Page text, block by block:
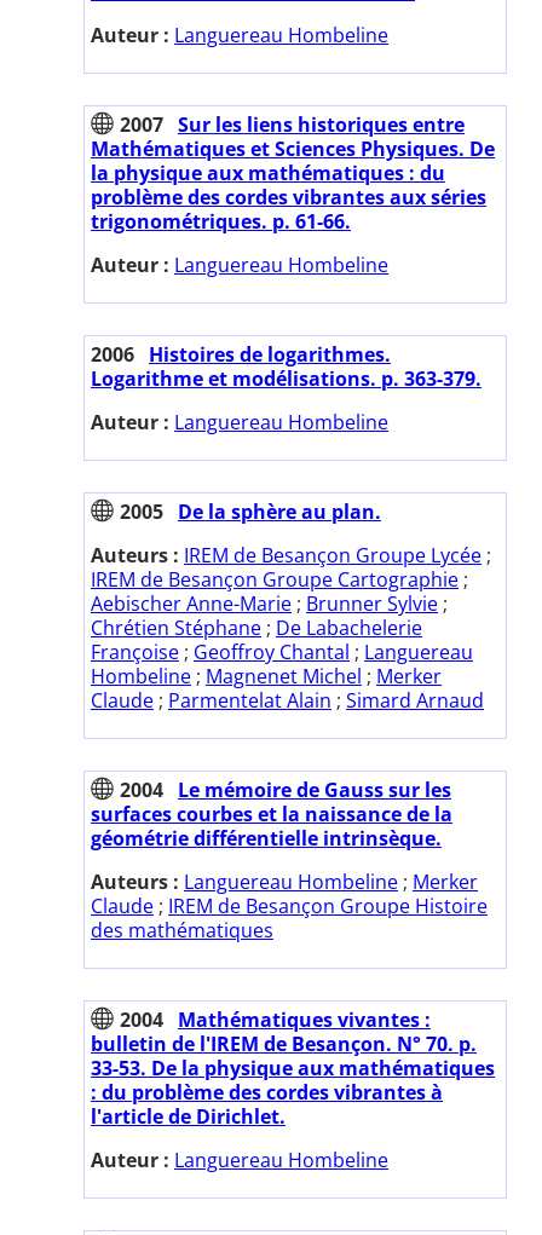
Auteur : Languereau Hombeline
2007 Sur les liens historiques entre
Mathématiques et Sciences Physiques. De
la physique aux mathématiques : du
problème des cordes vibrantes aux séries
trigonométriques. p. 61-66.
Auteur : Languereau Hombeline
2006 Histoires de logarithmes.
Logarithme et modélisations. p. 363-379.
Auteur : Languereau Hombeline
2005 De la sphère au plan.
Auteurs : IREM de Besançon Groupe Lycée ;
IREM de Besançon Groupe Cartographie ;
Aebischer Anne-Marie ; Brunner Sylvie ;
Chrétien Stéphane ; De Labachelerie
Françoise ; Geoffroy Chantal ; Languereau
Hombeline ; Magnenet Michel ; Merker
Claude ; Parmentelat Alain ; Simard Arnaud
2004 Le mémoire de Gauss sur les
surfaces courbes et la naissance de la
géométrie différentielle intrinsèque.
Auteurs : Languereau Hombeline ; Merker
Claude ; IREM de Besançon Groupe Histoire
des mathématiques
2004 Mathématiques vivantes :
bulletin de l'IREM de Besançon. N° 70. p.
33-53. De la physique aux mathématiques
: du problème des cordes vibrantes à
l'article de Dirichlet.
Auteur : Languereau Hombeline